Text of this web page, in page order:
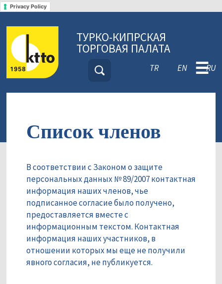
Privacy Policy
ТУРКО-КИПРСКАЯ
ТОРГОВАЯ ПАЛАТА
TR EN RU
☰
Список членов
В соответствии с Законом о защите
персональных данных № 89/2007 контактная
информация наших членов, чье
подписанное согласие было получено,
предоставляется вместе с
информационным текстом. Контактная
информация наших участников, в
отношении которых мы еще не получили
явного согласия, не публикуется.